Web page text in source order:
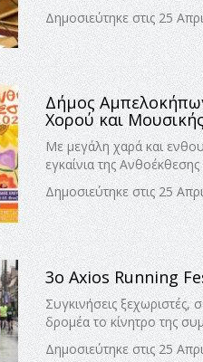
Δημοσιεύτηκε στις 25
Δήμος
Χορού και Μουσικής
Με μεγάλη χαρά και
εγκαίνια της
Δημοσιεύτηκε στις 25
3ο Axios Running
Συγκινήσεις
δρομέα το κίνητρο της
Δημοσιεύτηκε στις 25